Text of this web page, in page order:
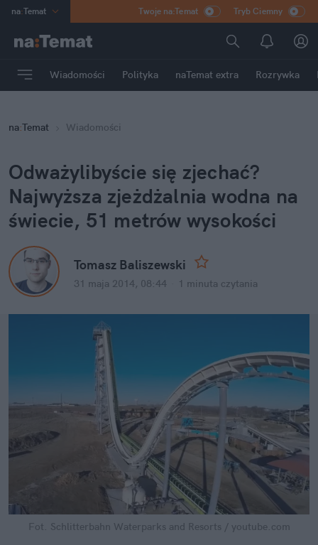
na:Temat
Poland
mama
Rozrywka
Twoje na:Temat Tryb Ciemny
Wiadomości Polityka naTemat extra Rozrywka
na:Temat Wiadomości
Odważylibyście się zjechać?
Najwyższa zjeżdżalnia wodna na
świecie, 51 metrów wysokości
Tomasz Baliszewski
31 maja 2014, 08:44 1 minuta czytania
Fot. Schlitterbahn Waterparks and Resorts / youtube.com